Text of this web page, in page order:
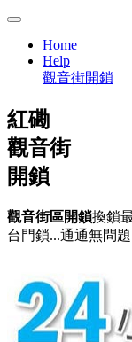
Home
Help
觀音街開鎖
紅磡
觀音街
開鎖
觀音街區開鎖換鎖
台門鎖...通通無問